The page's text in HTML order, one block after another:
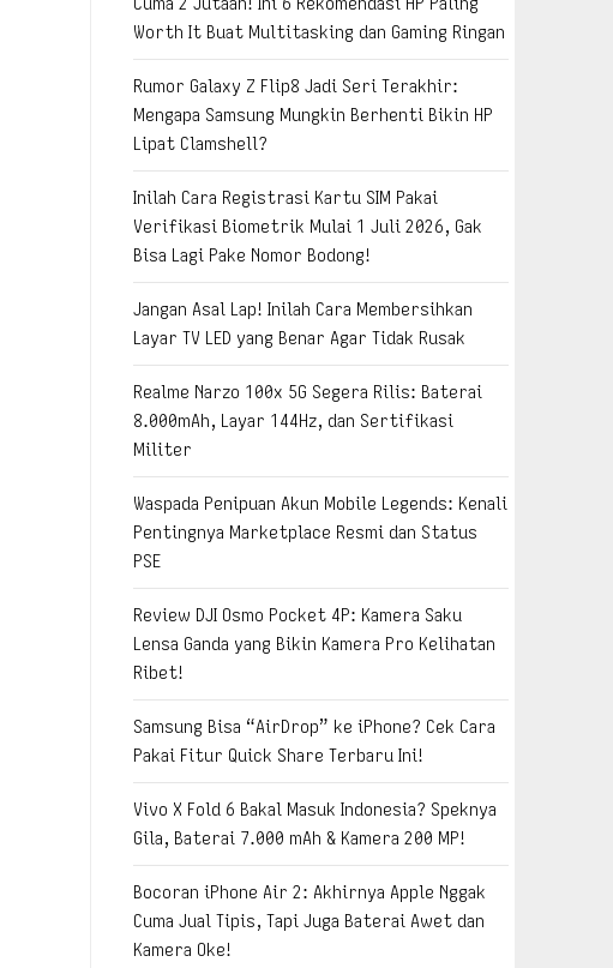
Worth It Buat Multitasking dan Gaming Ringan
Rumor Galaxy Z Flip8 Jadi Seri Terakhir:
Mengapa Samsung Mungkin Berhenti Bikin HP
Lipat Clamshell?
Inilah Cara Registrasi Kartu SIM Pakai
Verifikasi Biometrik Mulai 1 Juli 2026, Gak
Bisa Lagi Pake Nomor Bodong!
Jangan Asal Lap! Inilah Cara Membersihkan
Layar TV LED yang Benar Agar Tidak Rusak
Realme Narzo 100x 5G Segera Rilis: Baterai
8.000mAh, Layar 144Hz, dan Sertifikasi
Militer
Waspada Penipuan Akun Mobile Legends: Kenali
Pentingnya Marketplace Resmi dan Status
PSE
Review DJI Osmo Pocket 4P: Kamera Saku
Lensa Ganda yang Bikin Kamera Pro Kelihatan
Ribet!
Samsung Bisa “AirDrop” ke iPhone? Cek Cara
Pakai Fitur Quick Share Terbaru Ini!
Vivo X Fold 6 Bakal Masuk Indonesia? Speknya
Gila, Baterai 7.000 mAh & Kamera 200 MP!
Bocoran iPhone Air 2: Akhirnya Apple Nggak
Cuma Jual Tipis, Tapi Juga Baterai Awet dan
Kamera Oke!